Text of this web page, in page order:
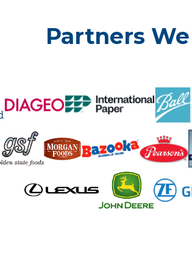
Partners